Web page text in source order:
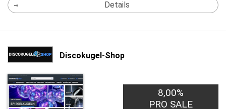
Details
Discokugel-Shop
8,00%
PRO SALE